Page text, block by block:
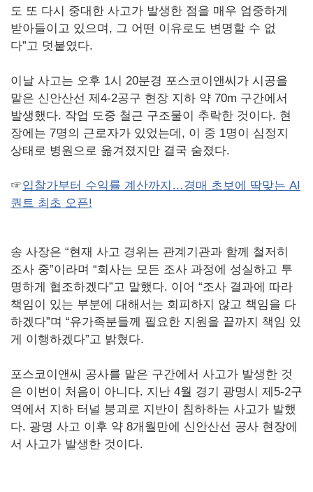
도 또 다시 중대한 사고가 발생한 점을 매우 엄중하게
받아들이고 있으며, 그 어떤 이유로도 변명할 수 없
다”고 덧붙였다.
이날 사고는 오후 1시 20분경 포스코이앤씨가 시공을
맡은 신안산선 제4-2공구 현장 지하 약 70m 구간에서
발생했다. 작업 도중 철근 구조물이 추락한 것이다. 현
장에는 7명의 근로자가 있었는데, 이 중 1명이 심정지
상태로 병원으로 옮겨졌지만 결국 숨졌다.
☞입찰가부터 수익률 계산까지…경매 초보에 딱맞는 AI
퀀트 최초 오픈!
송 사장은 “현재 사고 경위는 관계기관과 함께 철저히
조사 중”이라며 “회사는 모든 조사 과정에 성실하고 투
명하게 협조하겠다”고 말했다. 이어 “조사 결과에 따라
책임이 있는 부분에 대해서는 회피하지 않고 책임을 다
하겠다”며 “유가족분들께 필요한 지원을 끝까지 책임 있
게 이행하겠다”고 밝혔다.
포스코이앤씨 공사를 맡은 구간에서 사고가 발생한 것
은 이번이 처음이 아니다. 지난 4월 경기 광명시 제5-2구
역에서 지하 터널 붕괴로 지반이 침하하는 사고가 발했
다. 광명 사고 이후 약 8개월만에 신안산선 공사 현장에
서 사고가 발생한 것이다.